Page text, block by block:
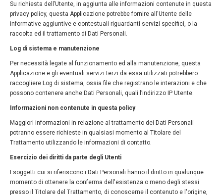
Su richiesta dell’Utente, in aggiunta alle informazioni contenute in questa
privacy policy, questa Applicazione potrebbe fornire all'Utente delle
informative aggiuntive e contestuali riguardanti servizi specifici, o la
raccolta ed il trattamento di Dati Personali.
Log di sistema e manutenzione
Per necessità legate al funzionamento ed alla manutenzione, questa
Applicazione e gli eventuali servizi terzi da essa utilizzati potrebbero
raccogliere Log di sistema, ossia file che registrano le interazioni e che
possono contenere anche Dati Personali, quali l’indirizzo IP Utente.
Informazioni non contenute in questa policy
Maggiori informazioni in relazione al trattamento dei Dati Personali
potranno essere richieste in qualsiasi momento al Titolare del
Trattamento utilizzando le informazioni di contatto.
Esercizio dei diritti da parte degli Utenti
I soggetti cui si riferiscono i Dati Personali hanno il diritto in qualunque
momento di ottenere la conferma dell'esistenza o meno degli stessi
presso il Titolare del Trattamento, di conoscerne il contenuto e l'origine,